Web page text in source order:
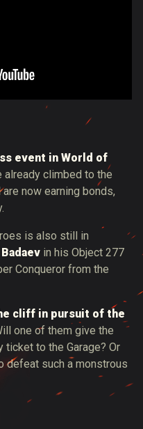
event in World of
already climbed to the
now earning bonds,
is also still in
Badaev in his Object 277
Conqueror from the
cliff in pursuit of the
one of them give the
ticket to the Garage? Or
defeat such a monstrous